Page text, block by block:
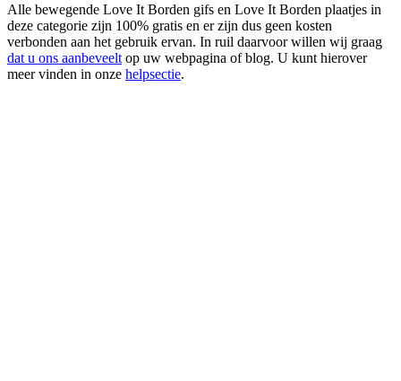
Alle bewegende Love It Borden gifs en Love It Borden plaatjes in
deze categorie zijn 100% gratis en er zijn dus geen kosten
verbonden aan het gebruik ervan. In ruil daarvoor willen wij graag
dat u ons aanbeveelt op uw webpagina of blog. U kunt hierover
meer vinden in onze helpsectie.